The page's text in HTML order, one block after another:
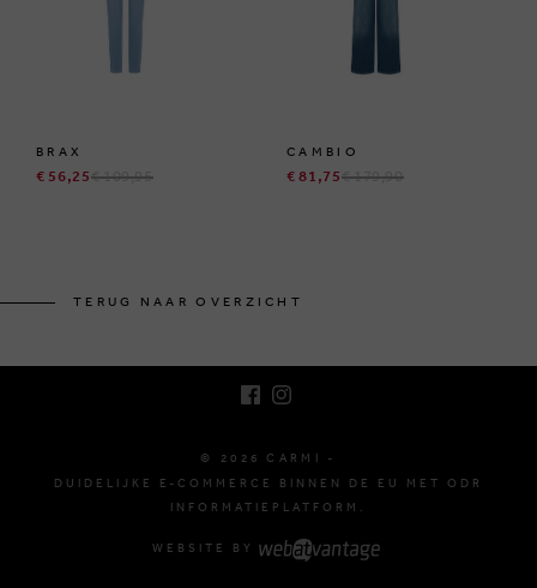
BRAX
€ 56,25€ 109,95
CAMBIO
€ 81,75€ 179,90
TERUG NAAR OVERZICHT
© 2026 CARMI -
DUIDELIJKE E-COMMERCE BINNEN DE EU MET ODR
INFORMATIEPLATFORM.
WEBSITE BY